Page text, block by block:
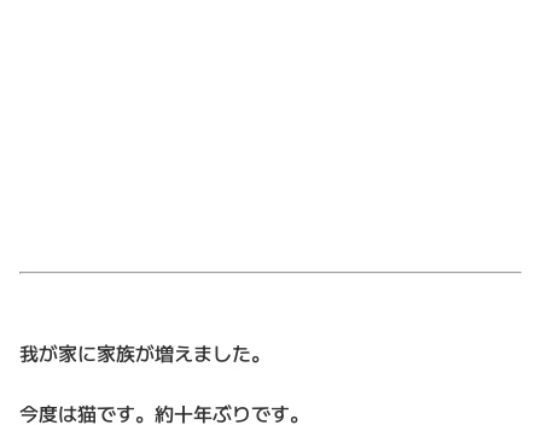
我が家に家族が増えました。
今度は猫です。約十年ぶりです。